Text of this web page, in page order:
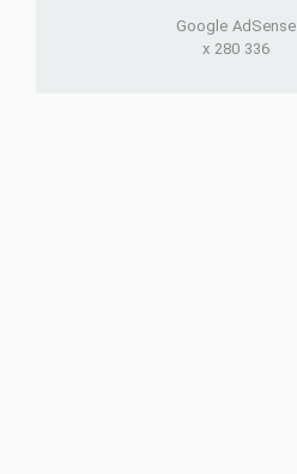
Google AdSense
336 x 280